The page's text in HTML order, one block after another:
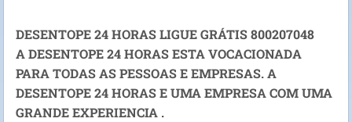
DESENTOPE 24 HORAS LIGUE GRÁTIS 800207048
A DESENTOPE 24 HORAS ESTA VOCACIONADA
PARA TODAS AS PESSOAS E EMPRESAS. A
DESENTOPE 24 HORAS E UMA EMPRESA COM UMA
GRANDE EXPERIENCIA .